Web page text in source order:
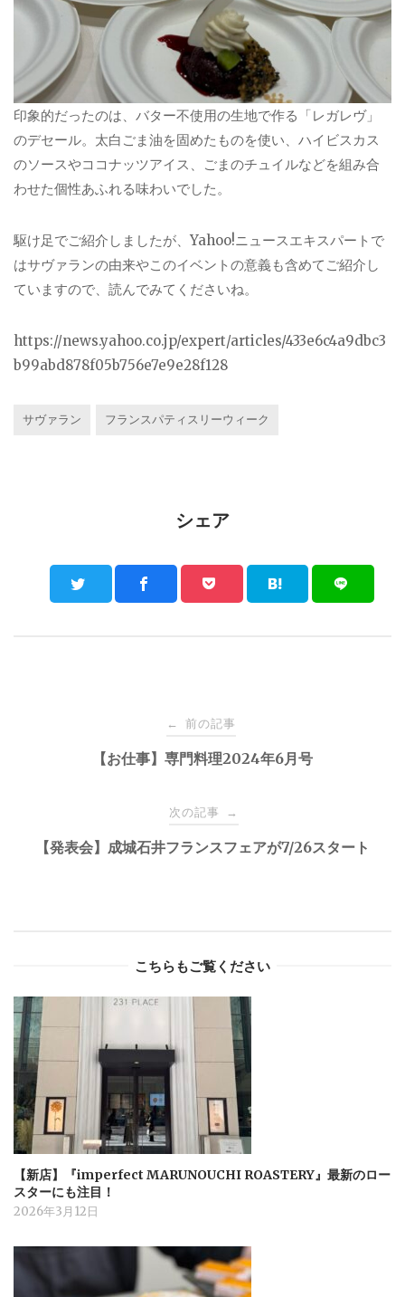
印象的だったのは、バター不使用の生地で作る「レガレヴ」
のデセール。太白ごま油を固めたものを使い、ハイビスカス
のソースやココナッツアイス、ごまのチュイルなどを組み合
わせた個性あふれる味わいでした。
駆け足でご紹介しましたが、Yahoo!ニュースエキスパートで
はサヴァランの由来やこのイベントの意義も含めてご紹介し
ていますので、読んでみてくださいね。
https://news.yahoo.co.jp/expert/articles/433e6c4a9dbc3
b99abd878f05b756e7e9e28f128
サヴァラン フランスパティスリーウィーク
シェア
navigation
← 前の記事
【お仕事】専門料理2024年6月号
次の記事 →
【発表会】成城石井フランスフェアが7/26スタート
こちらもご覧ください
【新店】『imperfect MARUNOUCHI ROASTERY』最新のロー
スターにも注目！
2026年3月12日